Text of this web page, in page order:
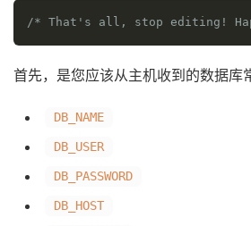
/* That's all, stop editing!
首先，是您应该从主机收到的数据库
DB_NAME
DB_USER
DB_PASSWORD
DB_HOST